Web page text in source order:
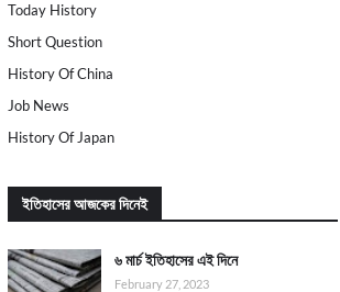
Today History
Short Question
History Of China
Job News
History Of Japan
ইতিহাসের আজকের দিনেই
৬ মার্চ ইতিহাসের এই দিনে
February 27, 2023